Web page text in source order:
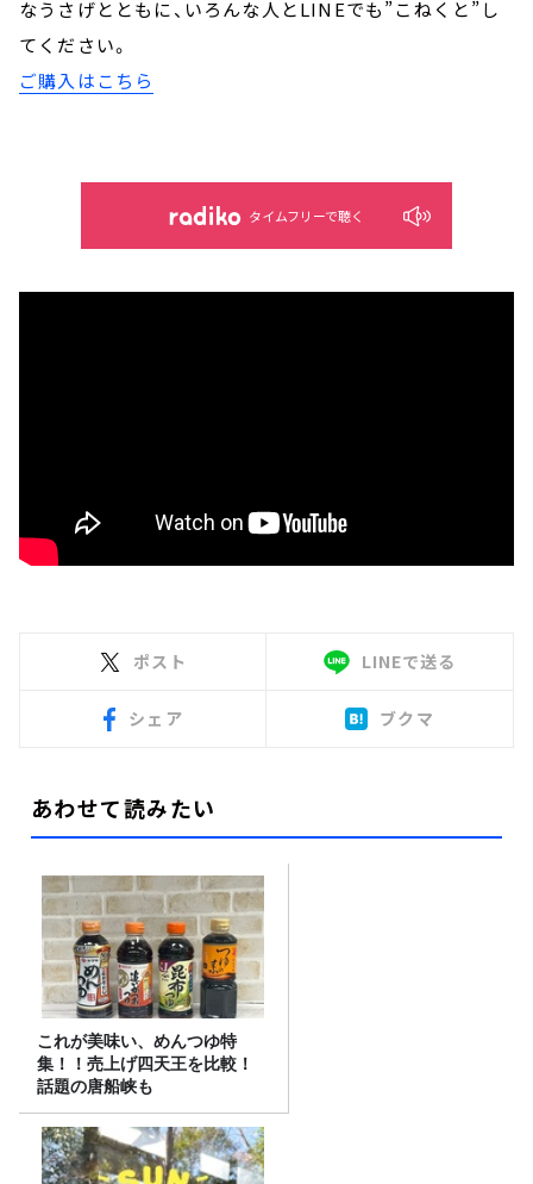
なうさげとともに、いろんな人とLINEでも”こねくと”し
てください。
ご購入はこちら
タイムフリーで聴く
ポスト LINEで送る
シェア ブクマ
あわせて読みたい
これが美味い、めんつゆ特
集！！売上げ四天王を比較！
話題の唐船峡も